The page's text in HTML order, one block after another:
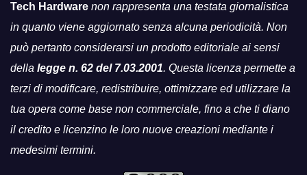
Tech Hardware non rappresenta una testata giornalistica
in quanto viene aggiornato senza alcuna periodicità. Non
può pertanto considerarsi un prodotto editoriale ai sensi
della legge n. 62 del 7.03.2001. Questa licenza permette a
terzi di modificare, redistribuire, ottimizzare ed utilizzare la
tua opera come base non commerciale, fino a che ti diano
il credito e licenzino le loro nuove creazioni mediante i
medesimi termini.